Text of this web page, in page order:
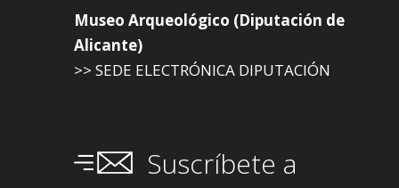
Museo Arqueológico (Diputación de
Alicante)
>> SEDE ELECTRÓNICA DIPUTACIÓN
Suscríbete a